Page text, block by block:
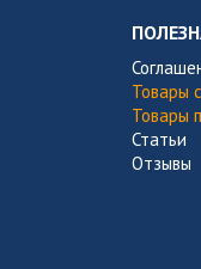
Товары
Товары
Статьи
Отзывы